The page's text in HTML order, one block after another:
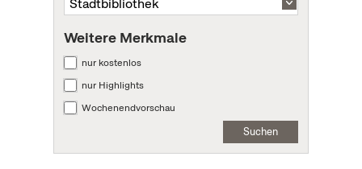
Weitere Merkmale
nur kostenlos
nur Highlights
Wochenendvorschau
Suchen